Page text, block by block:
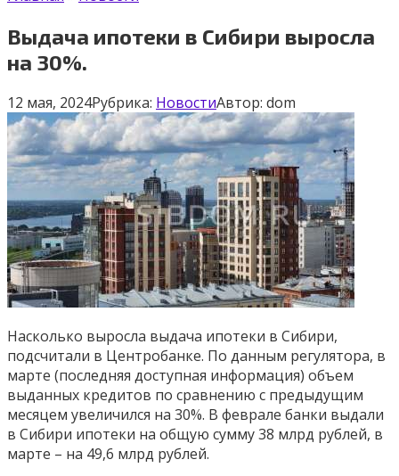
Выдача ипотеки в Сибири выросла
на 30%.
12 мая, 2024Рубрика: НовостиАвтор: dom
Насколько выросла выдача ипотеки в Сибири,
подсчитали в Центробанке. По данным регулятора, в
марте (последняя доступная информация) объем
выданных кредитов по сравнению с предыдущим
месяцем увеличился на 30%. В феврале банки выдали
в Сибири ипотеки на общую сумму 38 млрд рублей, в
марте – на 49,6 млрд рублей.